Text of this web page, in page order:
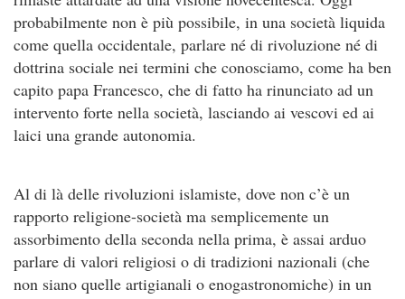
probabilmente non è più possibile, in una società liquida
come quella occidentale, parlare né di rivoluzione né di
dottrina sociale nei termini che conosciamo, come ha ben
capito papa Francesco, che di fatto ha rinunciato ad un
intervento forte nella società, lasciando ai vescovi ed ai
laici una grande autonomia.
Al di là delle rivoluzioni islamiste, dove non c’è un
rapporto religione-società ma semplicemente un
assorbimento della seconda nella prima, è assai arduo
parlare di valori religiosi o di tradizioni nazionali (che
non siano quelle artigianali o enogastronomiche) in un